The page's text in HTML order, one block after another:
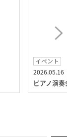
イベント
2026.05.16
ピアノ演